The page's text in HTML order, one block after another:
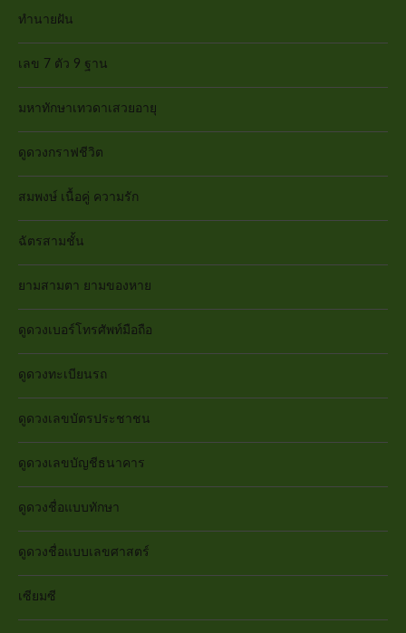
ทำนายฝัน
เลข 7 ตัว 9 ฐาน
มหาทักษาเทวดาเสวยอายุ
ดูดวงกราฟชีวิต
สมพงษ์ เนื้อคู่ ความรัก
ฉัตรสามชั้น
ยามสามตา ยามของหาย
ดูดวงเบอร์โทรศัพท์มือถือ
ดูดวงทะเบียนรถ
ดูดวงเลขบัตรประชาชน
ดูดวงเลขบัญชีธนาคาร
ดูดวงชื่อแบบทักษา
ดูดวงชื่อแบบเลขศาสตร์
เซียมซี